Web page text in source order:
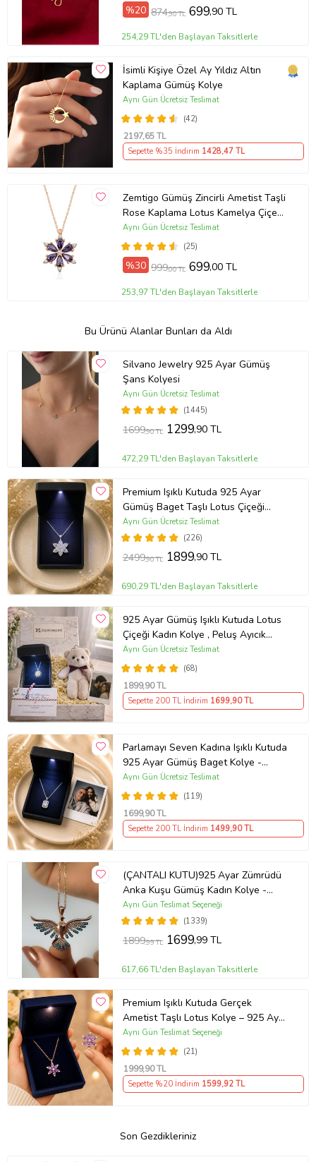
%20 874,90 TL 699,90 TL
254,29 TL'den Başlayan Taksitlerle
İsimli Kişiye Özel Ay Yıldız Altın
Kaplama Gümüş Kolye
(42)
Aynı Gün Ücretsiz Teslimat
2197,65 TL
Sepette %35 İndirim 1428,47 TL
Zemtigo Gümüş Zincirli Ametist Taşli
Rose Kaplama Lotus Kamelya Çiçeği
Kolye
(25)
Aynı Gün Ücretsiz Teslimat
%30 999,00 TL 699,00 TL
253,97 TL'den Başlayan Taksitlerle
Bu Ürünü Alanlar Bunları da Aldı
Silvano Jewelry 925 Ayar Gümüş
Şans Kolyesi
(1445)
Aynı Gün Ücretsiz Teslimat
1699,90 TL 1299,90 TL
472,29 TL'den Başlayan Taksitlerle
Premium Işıklı Kutuda 925 Ayar
Gümüş Baget Taşlı Lotus Çiçeği
Kolye
(226)
Aynı Gün Ücretsiz Teslimat
2499,90 TL 1899,90 TL
690,29 TL'den Başlayan Taksitlerle
925 Ayar Gümüş Işıklı Kutuda Lotus
Çiçeği Kadın Kolye , Peluş Ayıcık
Anahtarlık Marteniçka Bileklik,
Polaroid Fotoğraf Hediye
(68)
Aynı Gün Ücretsiz Teslimat
1899,90 TL
Sepette 200 TL İndirim 1699,90 TL
Parlamayı Seven Kadına Işıklı Kutuda
925 Ayar Gümüş Baget Kolye -
Kişiye Özel Fotoğraf Hediye
(119)
Aynı Gün Ücretsiz Teslimat
1699,90 TL
Sepette 200 TL İndirim 1499,90 TL
(ÇANTALI KUTU)925 Ayar Zümrüdü
Anka Kuşu Gümüş Kadın Kolye -
MAVİ
(1339)
Aynı Gün Teslimat Seçeneği
1899,99 TL 1699,99 TL
617,66 TL'den Başlayan Taksitlerle
Premium Işıklı Kutuda Gerçek
Ametist Taşlı Lotus Kolye – 925 Ayar
Gümüş Kadın Kolye
(21)
Aynı Gün Teslimat Seçeneği
1999,90 TL
Sepette %20 İndirim 1599,92 TL
Son Gezdikleriniz